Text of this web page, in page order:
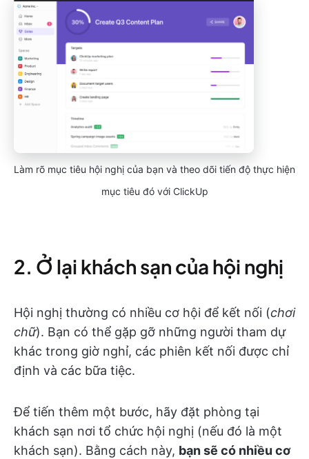
Làm rõ mục tiêu hội nghị của bạn và theo dõi tiến độ thực hiện
mục tiêu đó với ClickUp
2. Ở lại khách sạn của hội nghị
Hội nghị thường có nhiều cơ hội để kết nối (chơi
chữ). Bạn có thể gặp gỡ những người tham dự
khác trong giờ nghỉ, các phiên kết nối được chỉ
định và các bữa tiệc.
Để tiến thêm một bước, hãy đặt phòng tại
khách sạn nơi tổ chức hội nghị (nếu đó là một
khách sạn). Bằng cách này, bạn sẽ có nhiều cơ